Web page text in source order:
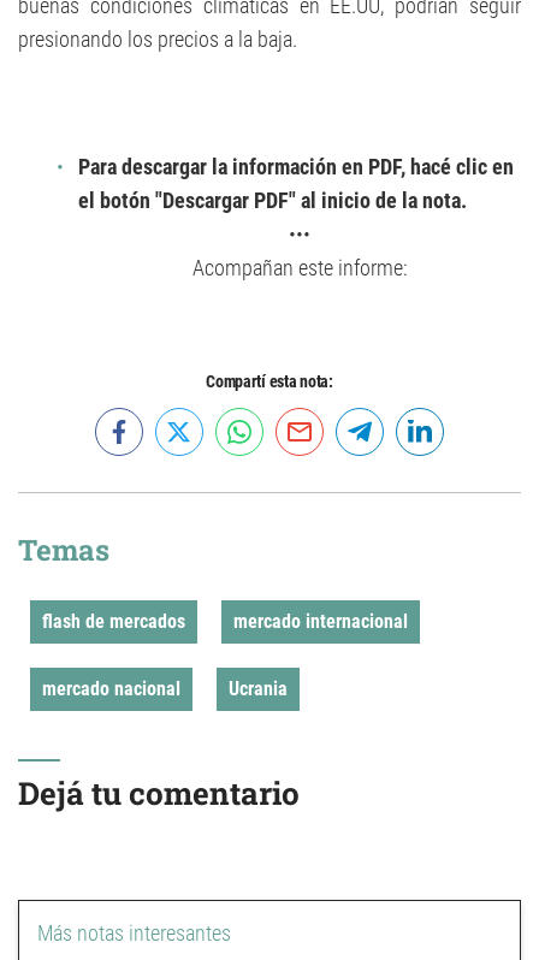
buenas condiciones climáticas en EE.UU, podrían seguir
presionando los precios a la baja.
Para descargar la información en PDF, hacé clic en
el botón "Descargar PDF" al inicio de la nota.
•••
Acompañan este informe:
Compartí esta nota:
Temas
flash de mercados mercado internacional
mercado nacional Ucrania
Dejá tu comentario
Más notas interesantes